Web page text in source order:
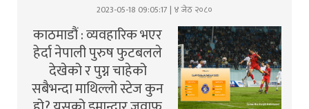
2023-05-18 09:05:17 | ४ जेठ २०८०
काठमाडौं : व्यवहारिक भएर
हेर्दा नेपाली पुरुष फुटबलले
देखेको र पुग्न चाहेको
सबैभन्दा माथिल्लो स्टेज कुन